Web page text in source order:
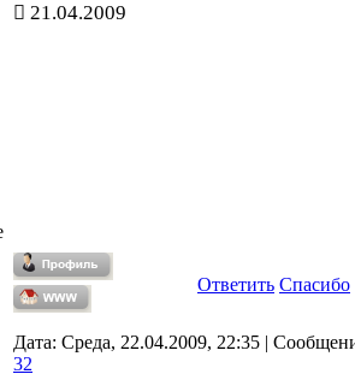
21.04.2009
Ответить Спасибо
Дата: Среда, 22.04.2009, 22:35 |
32